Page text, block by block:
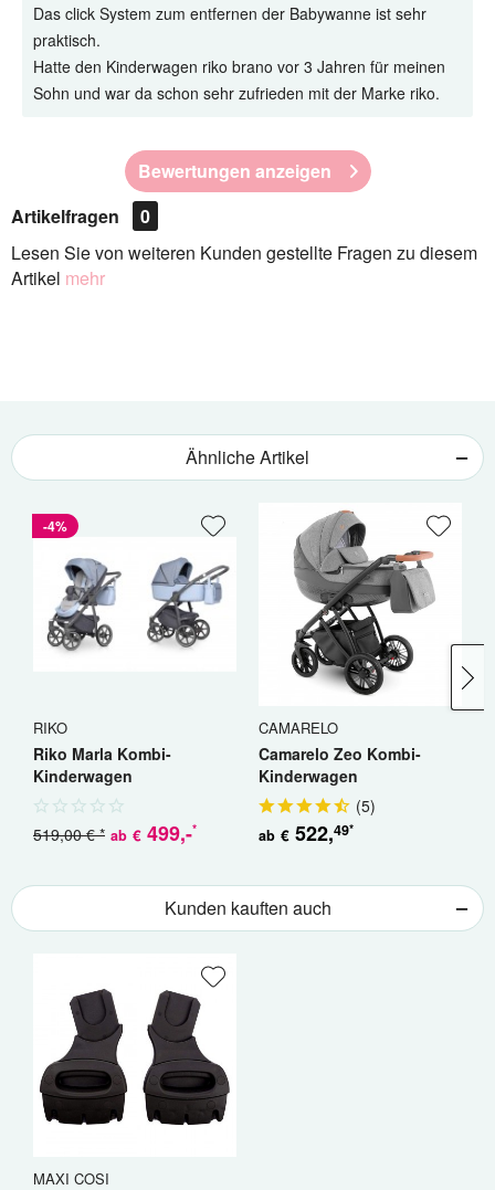
Das click System zum entfernen der Babywanne ist sehr
praktisch.
Hatte den Kinderwagen riko brano vor 3 Jahren für meinen
Sohn und war da schon sehr zufrieden mit der Marke riko.
Bewertungen anzeigen
Artikelfragen
0
Lesen Sie von weiteren Kunden gestellte Fragen zu diesem
Artikel mehr
Ähnliche Artikel
-4%
RIKO
Riko Marla Kombi-
Kinderwagen
ab € 499,-*
519,00 € *
CAMARELO
Camarelo Zeo Kombi-
Kinderwagen
(5)
ab € 522,49*
Kunden kauften auch
MAXI COSI